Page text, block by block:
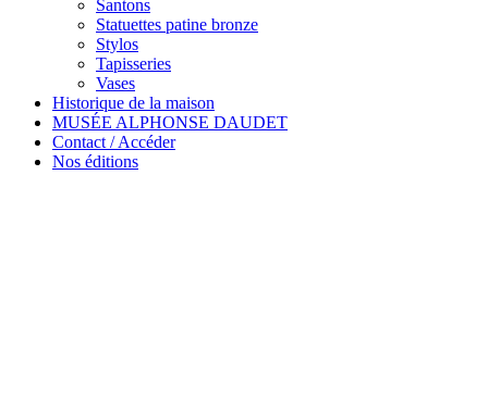
Santons
Statuettes patine bronze
Stylos
Tapisseries
Vases
Historique de la maison
MUSÉE ALPHONSE DAUDET
Contact / Accéder
Nos éditions